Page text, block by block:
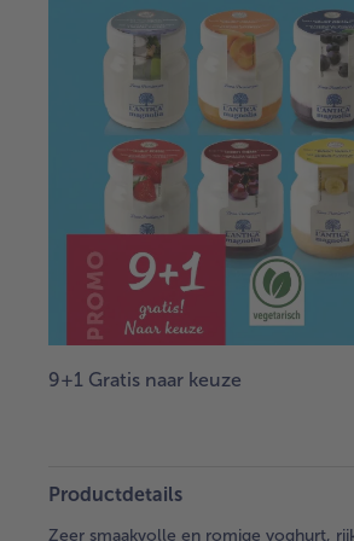
9+1 Gratis naar keuze
Productdetails
Zeer smaakvolle en romige yoghurt,